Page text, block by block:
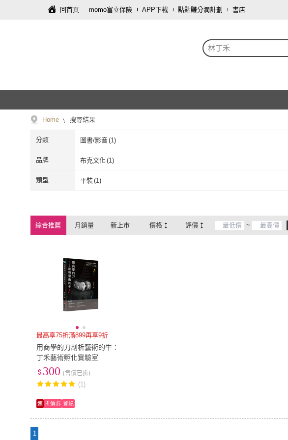
回首頁 momo富立保險 APP下載 點點賺分潤計劃 書店
林丁禾
Home 搜尋結果
分類 圖書/影音(1)
品牌 布克文化(1)
布克文化
類型 平裝(1)
綜合推薦 月銷量 新上市 價格 評價 ~
最高享75折滿899再享9折
用商學的刀剖析藝術的牛：
丁禾藝術孵化實驗室
300 (售價已折)
(1)
速 折價券 登記
1